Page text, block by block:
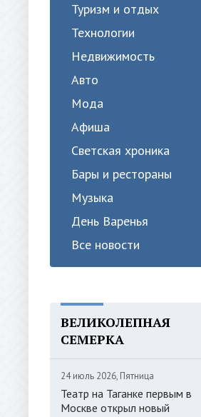
Туризм и отдых
Технологии
Недвижимость
Авто
Мода
Афиша
Светская хроника
Бары и рестораны
Музыка
День Варенья
Все новости
ВЕЛИКОЛЕПНАЯ
СЕМЕРКА
24 июль 2026, Пятница
Театр на Таганке первым в
Москве открыл новый